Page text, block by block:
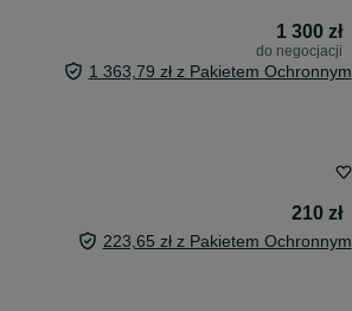
1 300 zł
do negocjacji
1 363,79 zł z Pakietem Ochronnym
210 zł
223,65 zł z Pakietem Ochronnym